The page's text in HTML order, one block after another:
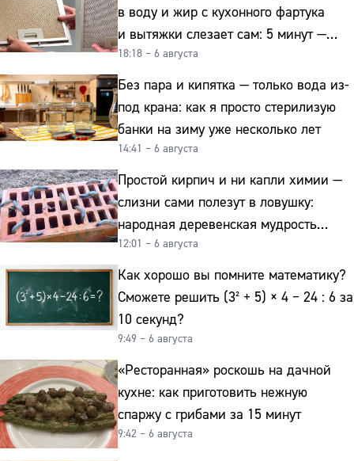
в воду и жир с кухонного фартука
и вытяжки слезает сам: 5 минут —
и сверкает как новая
18:18 – 6 августа
Без пара и кипятка — только вода из-
под крана: как я просто стерилизую
банки на зиму уже несколько лет
14:41 – 6 августа
Простой кирпич и ни капли химии —
слизни сами полезут в ловушку:
народная деревенская мудрость
реально работает
12:01 – 6 августа
Как хорошо вы помните математику?
Сможете решить (3² + 5) × 4 − 24 : 6 за
10 секунд?
9:49 – 6 августа
«Ресторанная» роскошь на дачной
кухне: как приготовить нежную
спаржу с грибами за 15 минут
9:42 – 6 августа